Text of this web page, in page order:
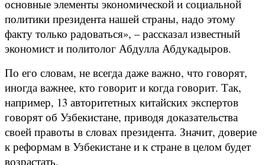
основные элементы экономической и социальной
политики президента нашей страны, надо этому
факту только радоваться», – рассказал известный
экономист и политолог Абдулла Абдукадыров.
По его словам, не всегда даже важно, что говорят,
иногда важнее, кто говорит и когда говорит. Так,
например, 13 авторитетных китайских экспертов
говорят об Узбекистане, приводя доказательства
своей правоты в словах президента. Значит, доверие
к реформам в Узбекистане и к стране в целом будет
возрастать.